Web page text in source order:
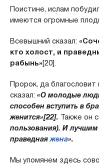
Поистине, ислам
имеются огромные
Всевышний сказал:
кто холост, и
рабынь»[20].
Пророк, да благословит
сказал: «О молодые
способен вступить в
женится»[22]. Также он
пользования). И
праведнаяжена».
Мы упомянем здесь